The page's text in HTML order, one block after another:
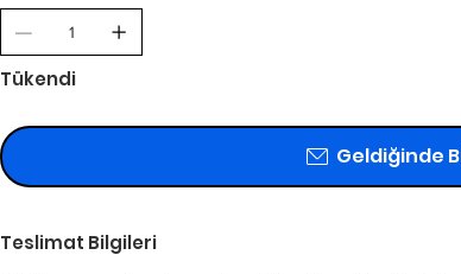
Tükendi
Geldiğinde
Teslimat Bilgileri